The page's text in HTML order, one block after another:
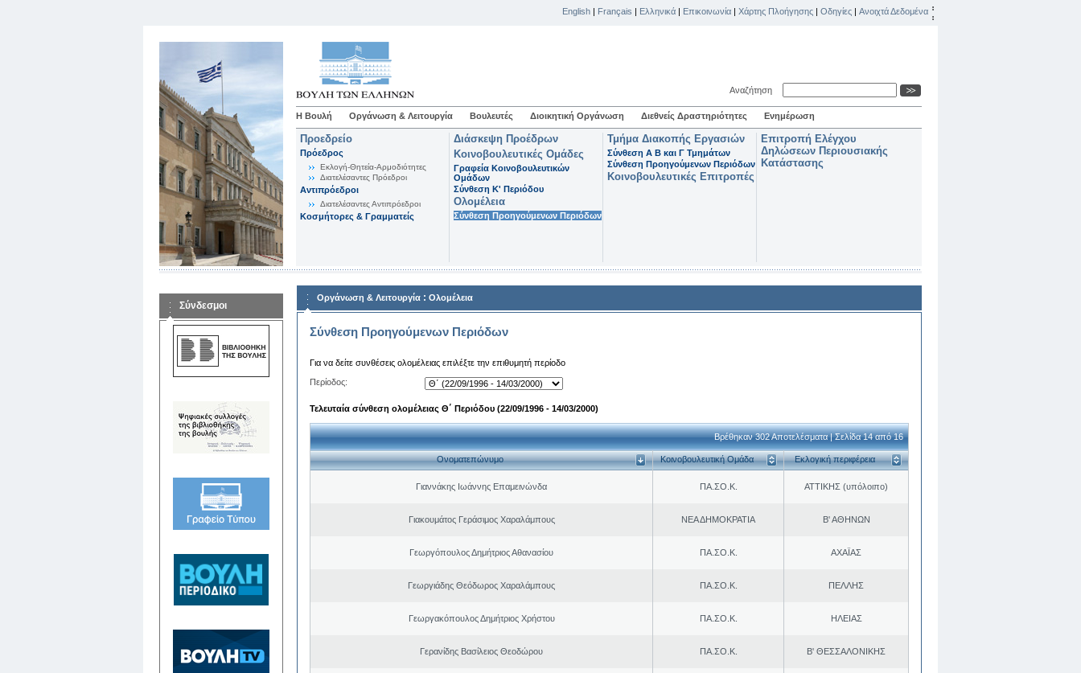
English | Français | Ελληνικά | Επικοινωνία | Χάρτης Πλοήγησης | Οδηγίες | Ανοιχτά Δεδομένα
Αναζήτηση
Η Βουλή Οργάνωση & Λειτουργία Βουλευτές Διοικητική Οργάνωση Διεθνείς Δραστηριότητες Ενημέρωση
Προεδρείο
Πρόεδρος
Εκλογή-Θητεία-Αρμοδιότητες
Διατελέσαντες Πρόεδροι
Αντιπρόεδροι
Διατελέσαντες Αντιπρόεδροι
Κοσμήτορες & Γραμματείς
Διάσκεψη Προέδρων
Κοινοβουλευτικές Ομάδες
Γραφεία Κοινοβουλευτικών
Ομάδων
Σύνθεση K' Περιόδου
Ολομέλεια
Σύνθεση Προηγούμενων Περιόδων
Τμήμα Διακοπής Εργασιών
Σύνθεση Α Β και Γ Τμημάτων
Σύνθεση Προηγούμενων Περιόδων
Κοινοβουλευτικές Επιτροπές
Επιτροπή Ελέγχου
Δηλώσεων Περιουσιακής
Κατάστασης
Σύνδεσμοι
Οργάνωση & Λειτουργία : Ολομέλεια
Σύνθεση Προηγούμενων Περιόδων
Για να δείτε συνθέσεις ολομέλειας επιλέξτε την επιθυμητή περίοδο
Περίοδος:
Τελευταία σύνθεση ολομέλειας Θ΄ Περιόδου (22/09/1996 - 14/03/2000)
Βρέθηκαν 302 Αποτελέσματα | Σελίδα 14 από 16
Ονοματεπώνυμο Κοινοβουλευτική Ομάδα Εκλογική περιφέρεια
Γιαννάκης Ιωάννης Επαμεινώνδα ΠΑ.ΣΟ.Κ. ΑΤΤΙΚΗΣ (υπόλοιπο)
Γιακουμάτος Γεράσιμος Χαραλάμπους ΝΕΑ ΔΗΜΟΚΡΑΤΙΑ Β' ΑΘΗΝΩΝ
Γεωργόπουλος Δημήτριος Αθανασίου ΠΑ.ΣΟ.Κ. ΑΧΑΪΑΣ
Γεωργιάδης Θεόδωρος Χαραλάμπους ΠΑ.ΣΟ.Κ. ΠΕΛΛΗΣ
Γεωργακόπουλος Δημήτριος Χρήστου ΠΑ.ΣΟ.Κ. ΗΛΕΙΑΣ
Γερανίδης Βασίλειος Θεοδώρου ΠΑ.ΣΟ.Κ. Β' ΘΕΣΣΑΛΟΝΙΚΗΣ